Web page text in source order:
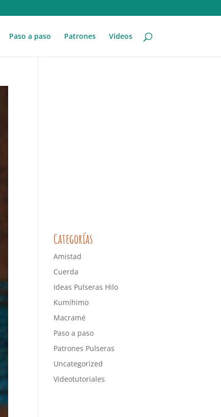
Paso a paso Patrones Vídeos
Categorías
Amistad
Cuerda
Ideas Pulseras Hilo
Kumihimo
Macramé
Paso a paso
Patrones Pulseras
Uncategorized
Videotutoriales